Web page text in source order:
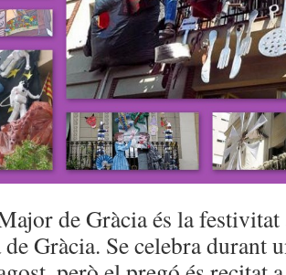
de Gràcia és la
Gràcia. Se celebra durant